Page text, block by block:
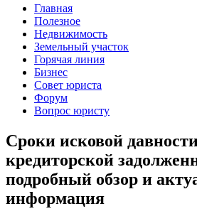
Главная
Полезное
Недвижимость
Земельный участок
Горячая линия
Бизнес
Совет юриста
Форум
Вопрос юристу
Сроки исковой
кредиторской
подробный обзор и
информация